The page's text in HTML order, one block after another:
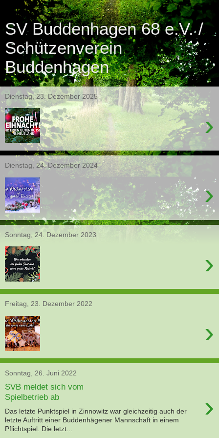
SV Buddenhagen 68 e.V. /
Schützenverein
Buddenhagen
Dienstag, 23. Dezember 2025
›
Dienstag, 24. Dezember 2024
›
Sonntag, 24. Dezember 2023
›
Freitag, 23. Dezember 2022
›
Sonntag, 26. Juni 2022
SVB meldet sich vom
Spielbetrieb ab
›
Das letzte Punktspiel in Zinnowitz war gleichzeitig auch der
letzte Auftritt einer Buddenhägener Mannschaft in einem
Pflichtspiel. Die letzt...